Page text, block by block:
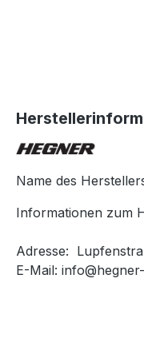
Name des
Informationen zum
Adresse:
E-Mail: